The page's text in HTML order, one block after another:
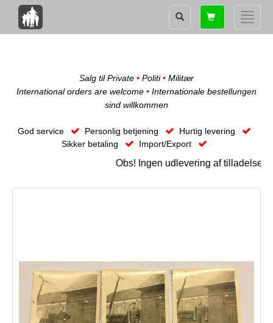
Toggle
Shopping
card
Salg til Private • Politi• Militær
International orders are welcome • Internationale bestellungen
sind willkommen
God service Personlig betjening
Hurtig levering
Sikker betaling
Import/Export
Obs! Ingen udlevering af